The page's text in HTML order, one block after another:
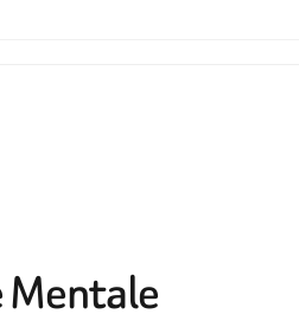
Mentale